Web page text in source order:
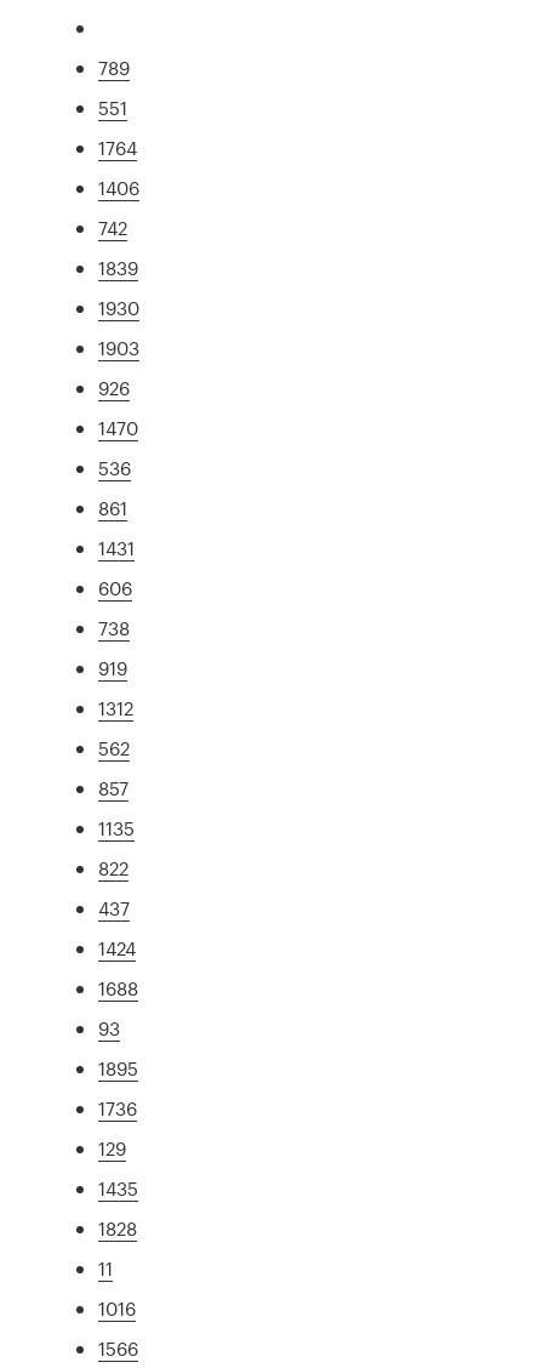
789
551
1764
1406
742
1839
1930
1903
926
1470
536
861
1431
606
738
919
1312
562
857
1135
822
437
1424
1688
93
1895
1736
129
1435
1828
11
1016
1566